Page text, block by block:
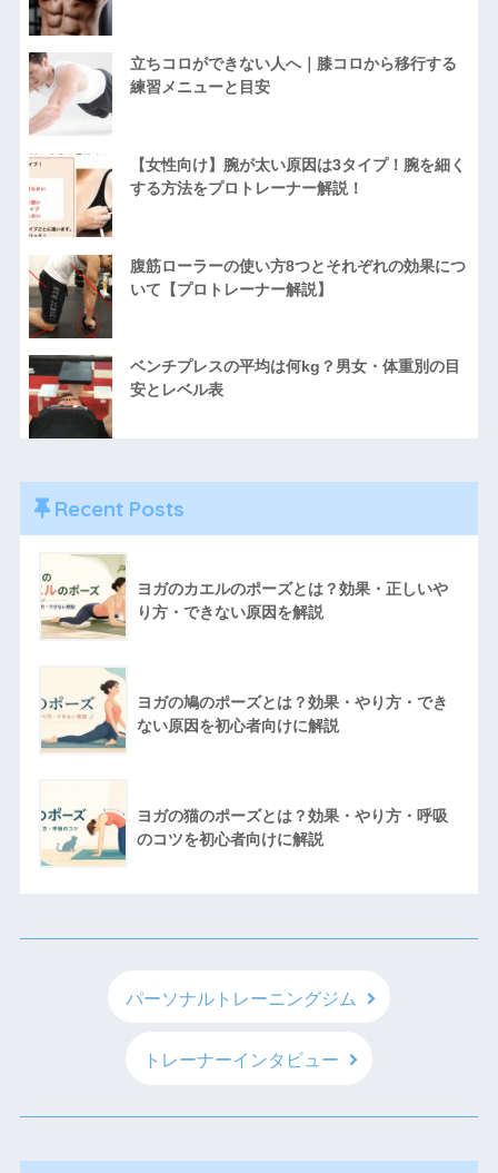
立ちコロができない人へ｜膝コロから移行する
練習メニューと目安
【女性向け】腕が太い原因は3タイプ！腕を細く
する方法をプロトレーナー解説！
腹筋ローラーの使い方8つとそれぞれの効果につ
いて【プロトレーナー解説】
ベンチプレスの平均は何kg？男女・体重別の目
安とレベル表
Recent Posts
ヨガのカエルのポーズとは？効果・正しいや
り方・できない原因を解説
ヨガの鳩のポーズとは？効果・やり方・でき
ない原因を初心者向けに解説
ヨガの猫のポーズとは？効果・やり方・呼吸
のコツを初心者向けに解説
パーソナルトレーニングジム
トレーナーインタビュー